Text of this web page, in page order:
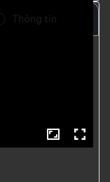
Thông tin